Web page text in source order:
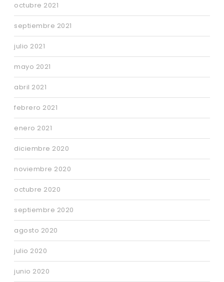
octubre 2021
septiembre 2021
julio 2021
mayo 2021
abril 2021
febrero 2021
enero 2021
diciembre 2020
noviembre 2020
octubre 2020
septiembre 2020
agosto 2020
julio 2020
junio 2020